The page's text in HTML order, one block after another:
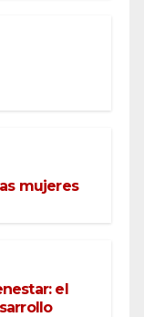
mujeres
el